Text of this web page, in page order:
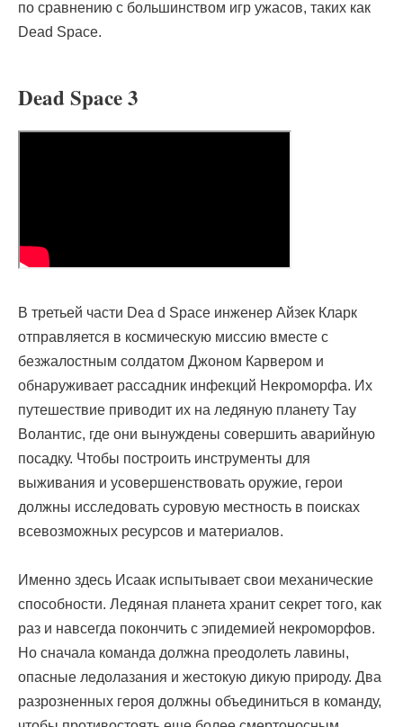
по сравнению с большинством игр ужасов, таких как
Dead Space.
Dead Space 3
В третьей части Dea d Space инженер Айзек Кларк
отправляется в космическую миссию вместе с
безжалостным солдатом Джоном Карвером и
обнаруживает рассадник инфекций Некроморфа. Их
путешествие приводит их на ледяную планету Тау
Волантис, где они вынуждены совершить аварийную
посадку. Чтобы построить инструменты для
выживания и усовершенствовать оружие, герои
должны исследовать суровую местность в поисках
всевозможных ресурсов и материалов.
Именно здесь Исаак испытывает свои механические
способности. Ледяная планета хранит секрет того, как
раз и навсегда покончить с эпидемией некроморфов.
Но сначала команда должна преодолеть лавины,
опасные ледолазания и жестокую дикую природу. Два
разрозненных героя должны объединиться в команду,